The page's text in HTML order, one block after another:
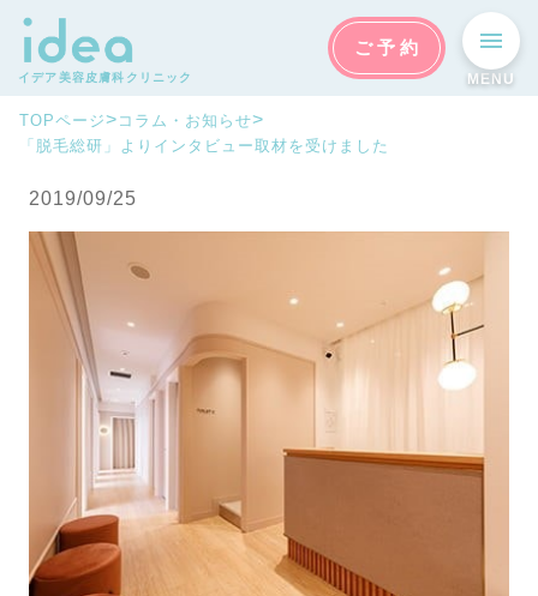
イデア美容皮膚科クリニック
ご予約
MENU
TOPページ> コラム・お知らせ>
「脱毛総研」よりインタビュー取材を受けました
2019/09/25